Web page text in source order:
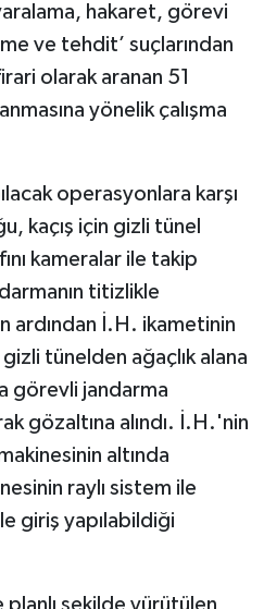
hakaret, görevi
ve tehdit’ suçlarından
olarak aranan 51
yönelik çalışma
operasyonlara karşı
kaçış için gizli tünel
kameralar ile takip
titizlikle
ardından İ.H. ikametinin
gizli tünelden ağaçlık alana
görevli jandarma
gözaltına alındı. İ.H.'nin
altında
raylı sistem ile
giriş yapılabildiği